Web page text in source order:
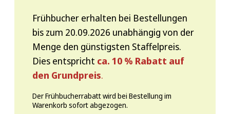
Frühbucher erhalten bei Bestellungen
bis zum 20.09.2026 unabhängig von der
Menge den günstigsten Staffelpreis.
Dies entspricht ca. 10 % Rabatt auf
den Grundpreis.
Der Frühbucherrabatt wird bei Bestellung im
Warenkorb sofort abgezogen.